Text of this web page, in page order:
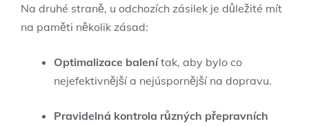
Na druhé straně, u odchozích zásilek je důležité mít
na paměti několik zásad:
Optimalizace balenítak, aby bylo co
nejefektivnější a nejúspornější na dopravu.
Pravidelná kontrola různých přepravních